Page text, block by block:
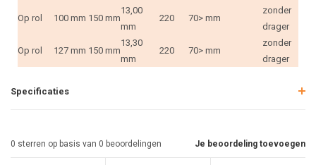
Op rol 100 mm 150 mm
13,00
mm
220 70> mm
zonder
drager
Op rol 127 mm 150 mm
13,30
mm
220 70> mm
zonder
drager
Specificaties
Je beoordeling toevoegen
0 sterren op basis van 0 beoordelingen